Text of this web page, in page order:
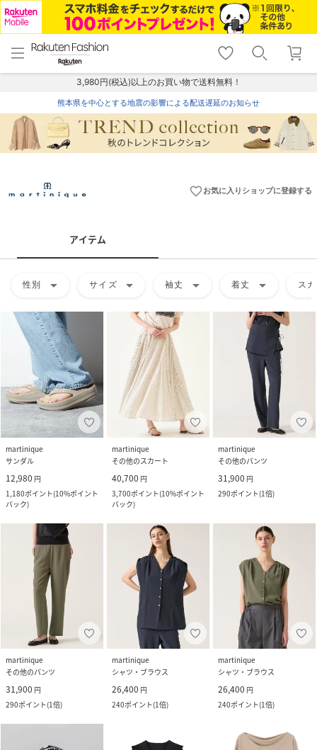
menu home
トップ
shopping_cart lock_outline
ログイン
3,980円(税込)以上のお買い物で送料無料！
熊本県を中心とする地震の影響による配送遅延のお知らせ
favorite_borderお気に入りショップに登録する
アイテム
性別 arrow_drop_down サイズ arrow_drop_down 袖丈 arrow_drop_down 着丈 arrow_drop_down ス
martinique
サンダル
12,980 円
1,180ポイント(10%ポイント
バック)
martinique
その他のスカート
40,700 円
3,700ポイント(10%ポイント
バック)
martinique
その他のパンツ
31,900 円
290ポイント(1倍)
martinique
その他のパンツ
31,900 円
290ポイント(1倍)
martinique
シャツ・ブラウス
26,400 円
240ポイント(1倍)
martinique
シャツ・ブラウス
26,400 円
240ポイント(1倍)